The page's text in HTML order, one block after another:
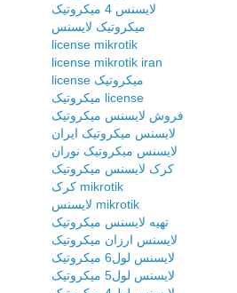
لایسنس 4 میکروتیک
میکروتیک لایسنس
license mikrotik
license mikrotik iran
license میکروتیک
میکروتیک license
فروش لایسنس میکروتیک
لایسنس میکروتیک ایران
لایسنس میکروتیک نوران
کرک لایسنس میکروتیک
کرک mikrotik
لایسنس mikrotik
تهیه لایسنس میکروتیک
لایسنس ارزان میکروتیک
لایسنس لول6 میکروتیک
لایسنس لول5 میکروتیک